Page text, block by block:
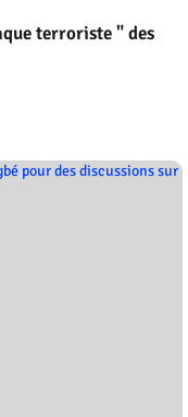
terroriste " des